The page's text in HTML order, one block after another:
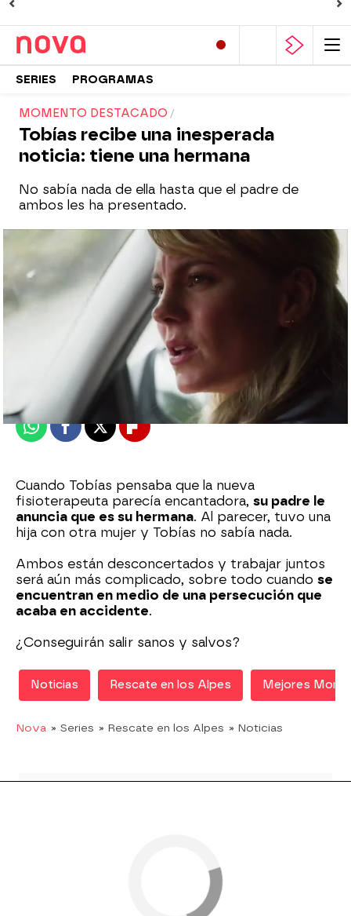
SERIES PROGRAMAS
MOMENTO DESTACADO
Tobías recibe una inesperada
noticia: tiene una hermana
No sabía nada de ella hasta que el padre de
ambos les ha presentado.
Madrid
Publicado: 07 de noviembre de 2020, 18:01
WhatsappFacebook
X Flipboard
Cuando Tobías pensaba que la nueva
fisioterapeuta parecía encantadora, su padre le
anuncia que es su hermana. Al parecer, tuvo una
hija con otra mujer y Tobías no sabía nada.
Ambos están desconcertados y trabajar juntos
será aún más complicado, sobre todo cuando se
encuentran en medio de una persecución que
acaba en accidente.
¿Conseguirán salir sanos y salvos?
Noticias Rescate en los Alpes Mejores
Nova » Series » Rescate en los Alpes » Noticias